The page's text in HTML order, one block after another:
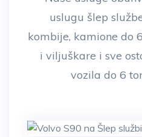
uslugu šlep
kombije, kamione do
i viljuškare i sve
vozila do 6